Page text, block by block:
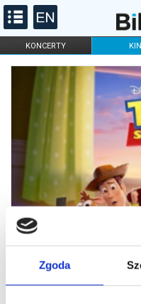
Zgoda
KONCERTY
FILHARMONIA OPERA
DLA DZIECI